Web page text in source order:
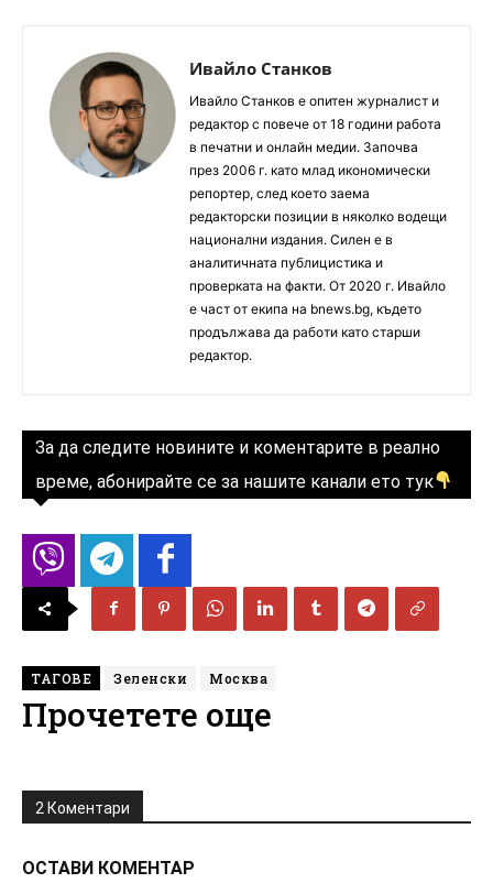
Ивайло Станков
Ивайло Станков е опитен журналист и
редактор с повече от 18 години работа
в печатни и онлайн медии. Започва
през 2006 г. като млад икономически
репортер, след което заема
редакторски позиции в няколко водещи
национални издания. Силен е в
аналитичната публицистика и
проверката на факти. От 2020 г. Ивайло
е част от екипа на bnews.bg, където
продължава да работи като старши
редактор.
За да следите новините и коментарите в реално
време, абонирайте се за нашите канали ето тук
ТАГОВЕ Зеленски Москва
Прочетете още
2 Коментари
ОСТАВИ КОМЕНТАР